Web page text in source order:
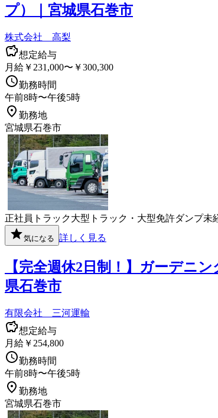
プ）｜宮城県石巻市
株式会社 高梨
想定給与
月給￥231,000〜￥300,300
勤務時間
午前8時〜午後5時
勤務地
宮城県石巻市
正社員 トラック大型トラック・大型免許ダンプ未
気になる 詳しく見る
【完全週休2日制！】ガーデニ
県石巻市
有限会社 三河運輸
想定給与
月給￥254,800
勤務時間
午前8時〜午後5時
勤務地
宮城県石巻市